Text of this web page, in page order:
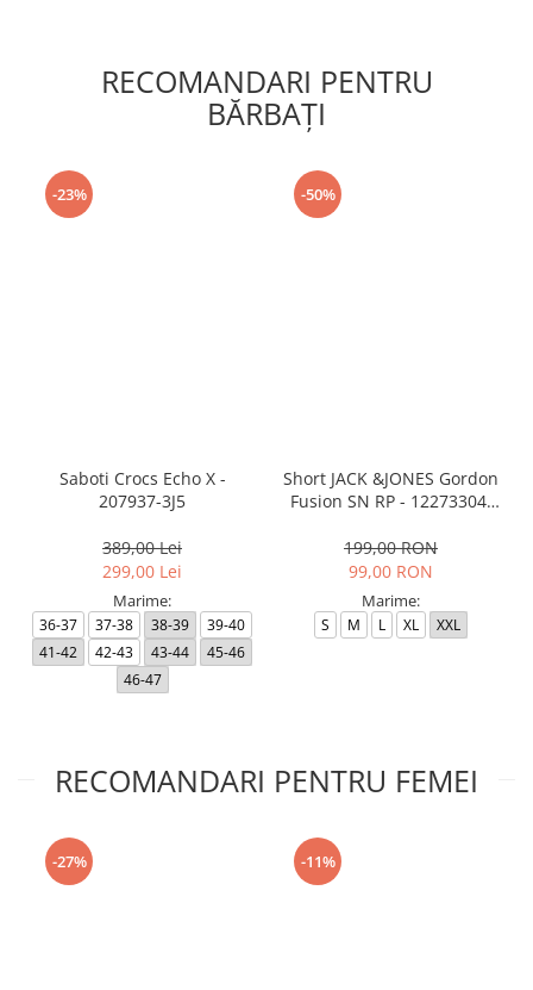
RECOMANDARI PENTRU
BĂRBAŢI
-23%
Saboti Crocs Echo X -
207937-3J5
389,00 Lei
299,00 Lei
Marime:
36-37 37-38 38-39
39-40
41-42
42-43 43-44
45-46
46-47
-50%
Short JACK &JONES Gordon
Fusion SN RP - 12273304-
199,00 RON
99,00 RON
Marime:
S M L XL XXL
RECOMANDARI PENTRU FEMEI
-27% -11%